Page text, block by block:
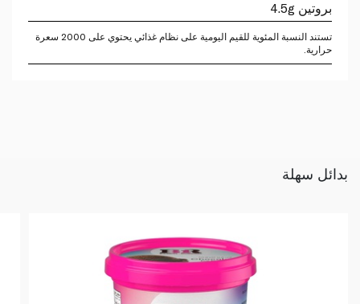
بروتين 4.5g
تستند النسبة المئوية للقيم اليومية على نظام غذائي يحتوي على 2000 سعرة
حرارية.
بدائل سهلة